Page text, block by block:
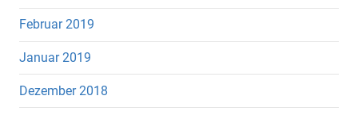
Februar 2019
Januar 2019
Dezember 2018